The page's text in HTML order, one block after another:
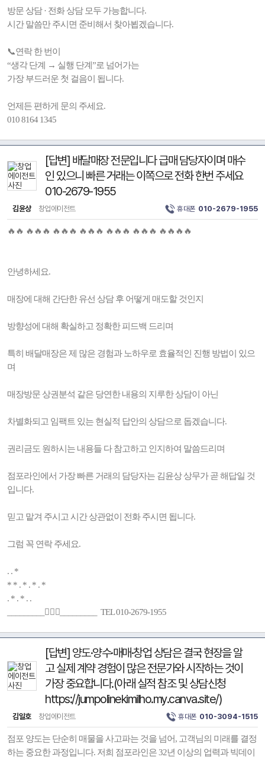
방문 상담 · 전화 상담 모두 가능합니다.
시간 말씀만 주시면 준비해서 찾아뵙겠습니다.
📞연락 한 번이
“생각 단계 → 실행 단계”로 넘어가는
가장 부드러운 첫 걸음이 됩니다.
언제든 편하게 문의 주세요.
010 8164 1345
[답변] 배달매장 전문입니다 급매 담당자이며 매수
인 있으니 빠른 거래는 이쪽으로 전화 한번 주세요
010-2679-1955
김윤상 창업에이전트 휴대폰 010-2679-1955
🔥🔥 🔥🔥🔥 🔥🔥🔥 🔥🔥🔥 🔥🔥🔥 🔥🔥🔥 🔥🔥🔥🔥
안녕하세요.
매장에 대해 간단한 유선 상담 후 어떻게 매도할 것인지
방향성에 대해 확실하고 정확한 피드백 드리며
특히 배달매장은 제 많은 경험과 노하우로 효율적인 진행 방법이 있으
며
매장방문 상권분석 같은 당연한 내용의 지루한 상담이 아닌
차별화되고 임팩트 있는 현실적 답안의 상담으로 돕겠습니다.
권리금도 원하시는 내용들 다 참고하고 인지하여 말씀드리며
점포라인에서 가장 빠른 거래의 담당자는 김윤상 상무가 곧 해답일 것
입니다.
믿고 맡겨 주시고 시간 상관없이 전화 주시면 됩니다.
그럼 꼭 연락 주세요.
. . *
* * . * . * . *
. * . * . .
_________🚶🏻‍♂️_________ TEL 010-2679-1955
[답변] 양도·양수·매매·창업 상담은 결국 현장을 알
고 실제 계약 경험이 많은 전문가와 시작하는 것이
가장 중요합니다.(아래 실적 참조 및 상담신청
https://jumpolinekimilho.my.canva.site/)
김일호 창업에이전트 휴대폰 010-3094-1515
점포 양도는 단순히 매물을 사고파는 것을 넘어, 고객님의 미래를 결정
하는 중요한 과정입니다. 저희 점포라인은 32년 이상의 업력과 빅데이